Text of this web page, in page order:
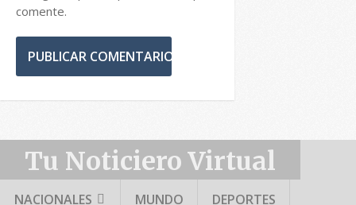
comente.
Tu Noticiero Virtual
NACIONALES MUNDO DEPORTES